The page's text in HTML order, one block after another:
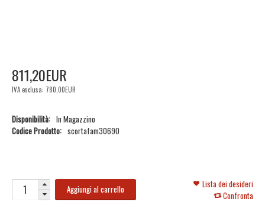
811,20EUR
IVA esclusa: 780,00EUR
Disponibilità: In Magazzino
Codice Prodotto: scortafam30690
Aggiungi al carrello
Lista dei desideri
Confronta